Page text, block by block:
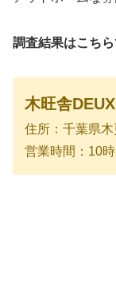
調査結果はこち
木旺舎
住所：千葉県
営業時間：10